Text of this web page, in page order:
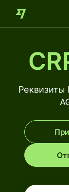
Реквизиты